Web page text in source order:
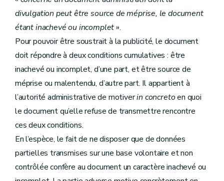
divulgation peut être source de méprise, le document
étant inachevé ou incomplet».
Pour pouvoir être soustrait à la publicité, le document
doit répondre à deux conditions cumulatives : être
inachevé ou incomplet, d’une part, et être source de
méprise ou malentendu, d’autre part. Il appartient à
l’autorité administrative de motiverin concretoen quoi
le document qu’elle refuse de transmettre rencontre
ces deux conditions.
En l’espèce, le fait de ne disposer que de données
partielles transmises sur une base volontaire et non
contrôlée confère au document un caractère inachevé ou